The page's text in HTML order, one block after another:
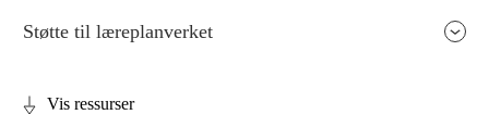
Støtte til læreplanverket
Vis ressurser